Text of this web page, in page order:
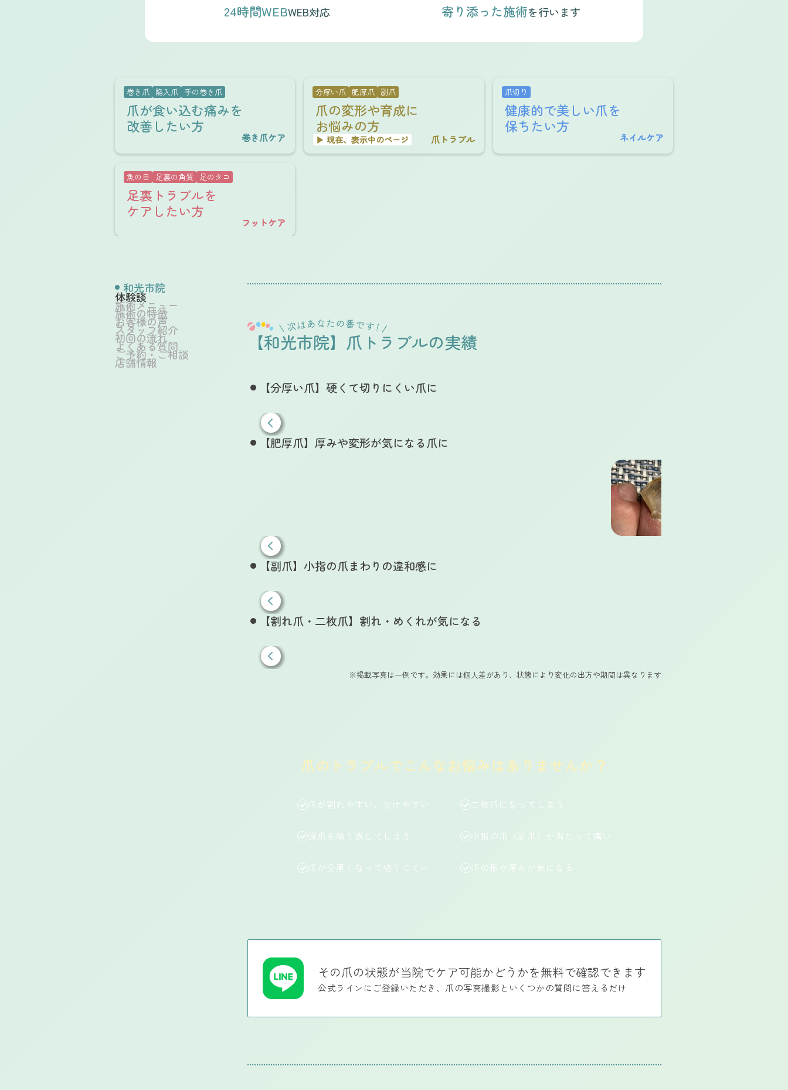
24時間WEBWEB対応 寄り添った施術を行います
巻き爪 陥入爪 手の巻き爪
爪が食い込む痛みを
改善したい方
巻き爪ケア
分厚い爪 肥厚爪 副爪
爪の変形や育成に
お悩みの方
▶︎ 現在、表示中のページ 爪トラブル
爪切り
健康的で美しい爪を
保ちたい方
ネイルケア
魚の目 足裏の角質 足のタコ
足裏トラブルを
ケアしたい方
フットケア
和光市院
体験談
施術メニュー
施術の特徴
お客様の声
スタッフ紹介
初回の流れ
よくある質問
ご予約・ご相談
店舗情報
【和光市院】爪トラブルの実績
【分厚い爪】硬くて切りにくい爪に
【肥厚爪】厚みや変形が気になる爪に
【副爪】小指の爪まわりの違和感に
【割れ爪・二枚爪】割れ・めくれが気になる
※掲載写真は一例です。効果には個人差があり、状態により変化の出方や期間は異なります
爪のトラブルでこんなお悩みはありませんか？
爪が割れやすい、欠けやすい 二枚爪になってしまう
深爪を繰り返してしまう 小指の爪（副爪）が当たって痛い
爪が分厚くなって切りにくい 爪の形や厚みが気になる
その爪の状態が当院でケア可能かどうかを無料で確認できます
公式ラインにご登録いただき、爪の写真撮影といくつかの質問に答えるだけ